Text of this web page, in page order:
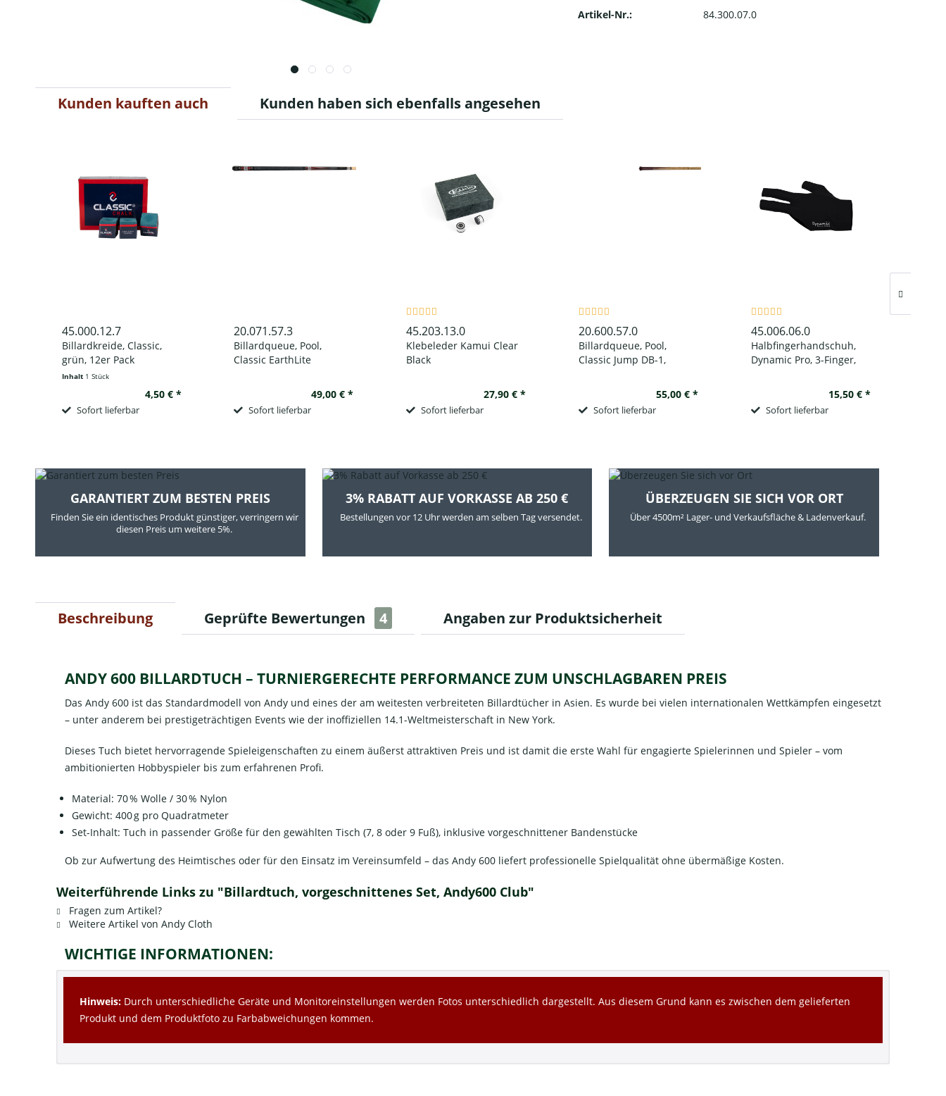
Artikel-Nr.: 84.300.07.0
Kunden kauften auch Kunden haben sich ebenfalls angesehen
45.000.12.7
Billardkreide, Classic,
grün, 12er Pack
Inhalt 1 Stück
4,50 € *
Sofort lieferbar
20.071.57.3
Billardqueue, Pool,
Classic EarthLite
49,00 € *
Sofort lieferbar
45.203.13.0
Klebeleder Kamui Clear
Black
27,90 € *
Sofort lieferbar
20.600.57.0
Billardqueue, Pool,
Classic Jump DB-1,
55,00 € *
Sofort lieferbar
45.006.06.0
Halbfingerhandschuh,
Dynamic Pro, 3-Finger,
15,50 € *
Sofort lieferbar
GARANTIERT ZUM BESTEN PREIS
Finden Sie ein identisches Produkt günstiger, verringern wir
diesen Preis um weitere 5%.
3% RABATT AUF VORKASSE AB 250 €
Bestellungen vor 12 Uhr werden am selben Tag versendet.
ÜBERZEUGEN SIE SICH VOR ORT
Über 4500m² Lager- und Verkaufsfläche & Ladenverkauf.
Beschreibung Geprüfte Bewertungen 4 Angaben zur Produktsicherheit
ANDY 600 BILLARDTUCH – TURNIERGERECHTE PERFORMANCE ZUM UNSCHLAGBAREN PREIS
Das Andy 600 ist das Standardmodell von Andy und eines der am weitesten verbreiteten Billardtücher in Asien. Es wurde bei vielen internationalen Wettkämpfen eingesetzt
– unter anderem bei prestigeträchtigen Events wie der inoffiziellen 14.1-Weltmeisterschaft in New York.
Dieses Tuch bietet hervorragende Spieleigenschaften zu einem äußerst attraktiven Preis und ist damit die erste Wahl für engagierte Spielerinnen und Spieler – vom
ambitionierten Hobbyspieler bis zum erfahrenen Profi.
Material: 70 % Wolle / 30 % Nylon
Gewicht: 400 g pro Quadratmeter
Set-Inhalt: Tuch in passender Größe für den gewählten Tisch (7, 8 oder 9 Fuß), inklusive vorgeschnittener Bandenstücke
Ob zur Aufwertung des Heimtisches oder für den Einsatz im Vereinsumfeld – das Andy 600 liefert professionelle Spielqualität ohne übermäßige Kosten.
Weiterführende Links zu "Billardtuch, vorgeschnittenes Set, Andy600 Club"
Fragen zum Artikel?
Weitere Artikel von Andy Cloth
WICHTIGE INFORMATIONEN:
Hinweis: Durch unterschiedliche Geräte und Monitoreinstellungen werden Fotos unterschiedlich dargestellt. Aus diesem Grund kann es zwischen dem gelieferten
Produkt und dem Produktfoto zu Farbabweichungen kommen.